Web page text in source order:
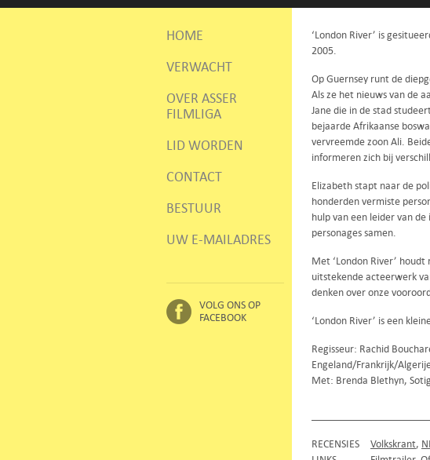
HOME
VERWACHT
OVER ASSER
FILMLIGA
LID WORDEN
CONTACT
BESTUUR
UW E-MAILADRES
VOLG ONS OP
FACEBOOK
‘London River’ is
2005.
Op Guernsey runt de
Als ze het nieuws van de
Jane die in de stad
bejaarde Afrikaanse
vervreemde zoon Ali.
informeren zich bij
Elizabeth stapt naar de
honderden vermiste
hulp van een leider van
personages samen.
Met ‘London River’
uitstekende acteerwerk
denken over onze
‘London River’ is een
Regisseur: Rachid
Engeland/Frankrijk/
Met: Brenda Blethyn,
RECENSIES Volkskrant